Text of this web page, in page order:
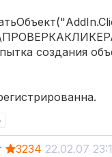
создания
3234 22.02.07